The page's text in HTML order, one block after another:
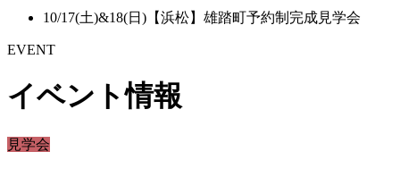
10/17(土)&18(日)【浜松】雄踏町予約制完成見学会
EVENT
イベント情報
見学会